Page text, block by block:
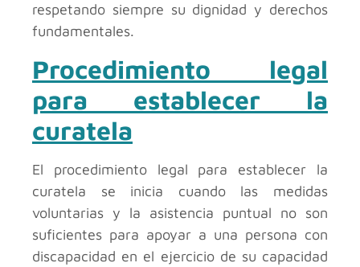
respetando siempre su dignidad y derechos
fundamentales.
Procedimiento legal
para establecer la
curatela
El procedimiento legal para establecer la
curatela se inicia cuando las medidas
voluntarias y la asistencia puntual no son
suficientes para apoyar a una persona con
discapacidad en el ejercicio de su capacidad